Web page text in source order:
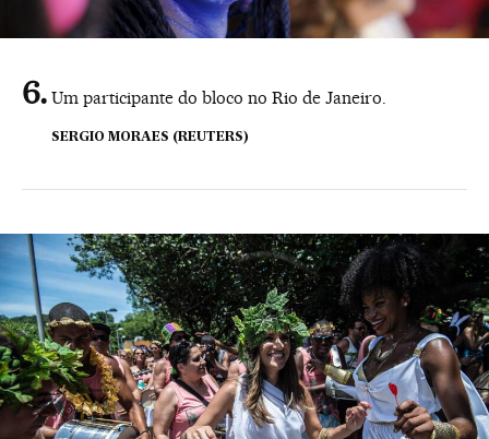
Um participante do bloco no Rio de Janeiro.
SERGIO MORAES (REUTERS)